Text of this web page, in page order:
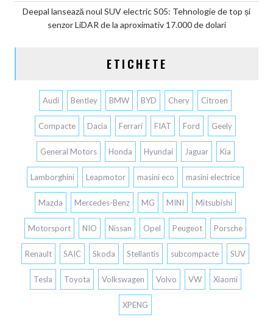
Deepal lansează noul SUV electric S05: Tehnologie de top și
senzor LiDAR de la aproximativ 17.000 de dolari
ETICHETE
Audi Bentley BMW BYD Chery Citroen
Compacte Dacia Ferrari FIAT Ford Geely
General Motors Honda Hyundai Jaguar Kia
Lamborghini Leapmotor masini eco masini electrice
Mazda Mercedes-Benz MG MINI Mitsubishi
Motorsport NIO Nissan Opel Peugeot Porsche
Renault SAIC Skoda Stellantis subcompacte SUV
Tesla Toyota Volkswagen Volvo VW Xiaomi
XPENG